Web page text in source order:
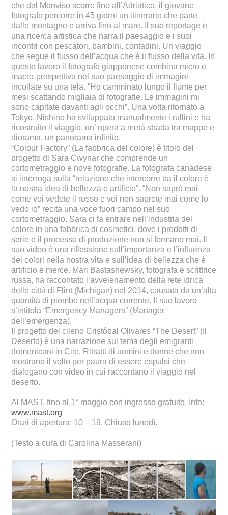
che dal Monviso scorre fino all’Adriatico, il giovane
fotografo percorre in 45 giorni un itinerario che parte
dalle montagne e arriva fino al mare. Il suo reportage è
una ricerca artistica che narra il paesaggio e i suoi
incontri con pescatori, bambini, contadini. Un viaggio
che segue il flusso dell’acqua che è il flusso della vita. In
questo lavoro il fotografo giapponese combina micro e
macro-prospettiva nel suo paesaggio di immagini
incollate su una tela. “Ho camminato lungo il fiume per
mesi scattando migliaia di fotografie. Le immagini mi
sono capitate davanti agli occhi”. Una volta ritornato a
Tokyo, Nishino ha sviluppato manualmente i rullini e ha
ricostruito il viaggio, un’ opera a metà strada tra mappe e
diorama, un panorama infinito.
“Colour Factory” (La fabbrica del colore) è titolo del
progetto di Sara Cwynar che comprende un
cortometraggio e nove fotografie. La fotografa canadese
si interroga sulla “relazione che intercorre tra il colore è
la nostra idea di bellezza e artificio”. “Non saprò mai
come voi vedete il rosso e voi non saprete mai come lo
vedo io” recita una voce fuori campo nel suo
cortometraggio. Sara ci fa entrare nell’industria del
colore in una fabbrica di cosmetici, dove i prodotti di
serie e il processo di produzione non si fermano mai. Il
suo video è una riflessione sull’importanza e l’influenza
dei colori nella nostra vita e sull’idea di bellezza che è
artificio e merce. Mari Bastashewsky, fotografa e scrittrice
russa, ha raccontato l’avvelenamento della rete idrica
delle città di Flint (Michigan) nel 2014, causata da un’alta
quantità di piombo nell’acqua corrente. Il suo lavoro
s’intitola “Emergency Managers” (Manager
dell’emergenza).
Il progetto del cileno Cristóbal Olivares “The Desert” (Il
Deserto) è una narrazione sul tema degli emigranti
domenicani in Cile. Ritratti di uomini e donne che non
mostrano il volto per paura di essere espulsi che
dialogano con video in cui raccontano il viaggio nel
deserto.
Al MAST, fino al 1° maggio con ingresso gratuito. Info:
www.mast.org
Orari di apertura: 10 – 19. Chiuso lunedì.
(Testo a cura di Carolina Masserani)